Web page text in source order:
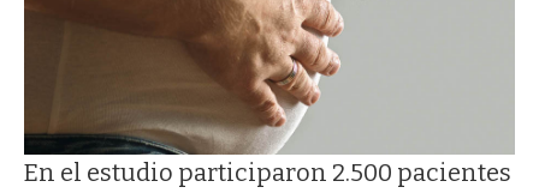
En el estudio participaron 2.500 pacientes